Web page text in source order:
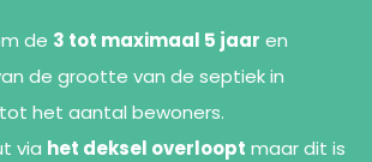
de 3 tot maximaal 5 jaar en
de grootte van de septiek in
het aantal bewoners.
via het deksel overloopt maar dit is